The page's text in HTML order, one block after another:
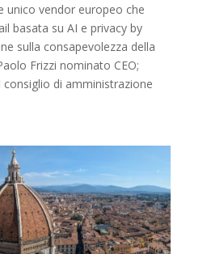
unico vendor europeo che
basata su AI e privacy by
sulla consapevolezza della
Frizzi nominato CEO;
di amministrazione